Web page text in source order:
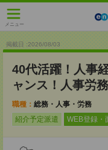
メニュー
掲載日 :2026/08/03
40代活躍！人事
ャンス！人事労
職種： 総務・人事・労務
紹介予定派遣
WEB登録・